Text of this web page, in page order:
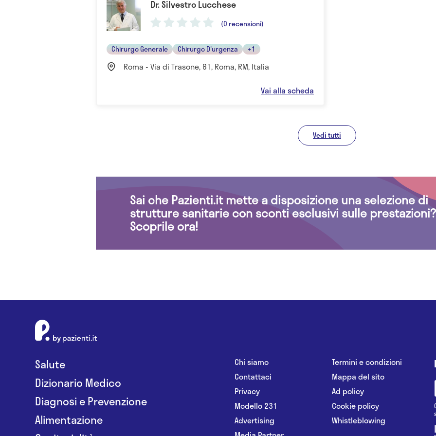
Dr. Silvestro Lucchese
(0 recensioni)
Chirurgo Generale Chirurgo D'urgenza +1
Roma - Via di Trasone, 61, Roma, RM, Italia
Vai alla scheda
Vedi tutti
Sai che Pazienti.it mette a disposizione una selezione di
strutture sanitarie con sconti esclusivi sulle prestazioni?
Scoprile ora!
Salute
Dizionario Medico
Diagnosi e Prevenzione
Alimentazione
Chi siamo
Contattaci
Privacy
Modello 231
Advertising
Termini e condizioni
Mappa del sito
Ad policy
Cookie policy
Whistleblowing